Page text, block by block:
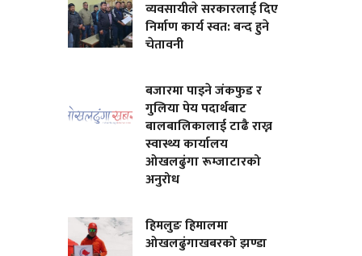
व्यवसायीले सरकारलाई दिए
निर्माण कार्य स्वत: बन्द हुने
चेतावनी
बजारमा पाइने जंकफुड र
गुलिया पेय पदार्थबाट
बालबालिकालाई टाढै राख्न
स्वास्थ्य कार्यालय
ओखलढुंगा रूम्जाटारको
अनुरोध
हिमलुङ हिमालमा
ओखलढुंगाखबरको झण्डा